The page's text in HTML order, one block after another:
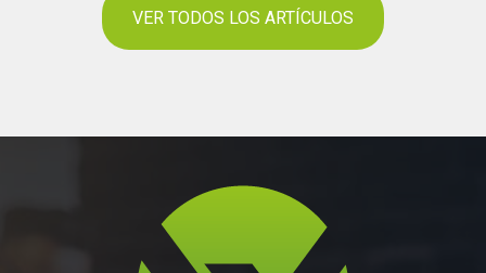
VER TODOS LOS ARTÍCULOS